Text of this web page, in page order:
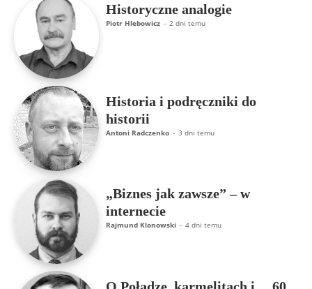
Historyczne analogie
Piotr Hlebowicz - 2 dni temu
Historia i podręczniki do
historii
Antoni Radczenko - 3 dni temu
„Biznes jak zawsze” – w
internecie
Rajmund Klonowski - 4 dni temu